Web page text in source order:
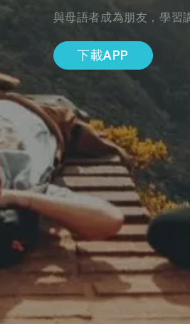
與母語者成為朋友，學習
下載APP